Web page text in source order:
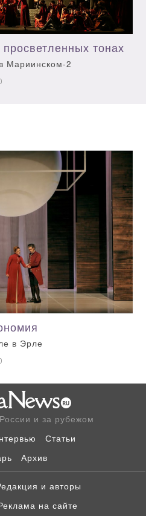
тонах
Мариинском-2
в Эрле
и за рубежом
Статьи
Архив
и авторы
на сайте